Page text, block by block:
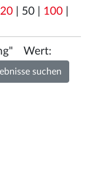
20 50 100
Wert: